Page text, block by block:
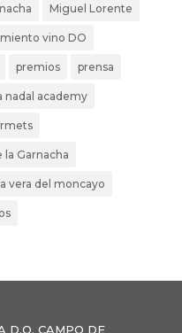
Miguel Lorente
vino DO
premios prensa
nadal academy
la Garnacha
vera del moncayo
D.O. CAMPO DE